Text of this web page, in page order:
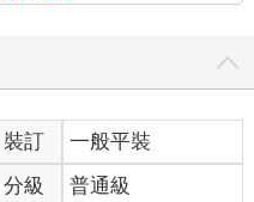
裝訂
一般平裝
分級 普通級